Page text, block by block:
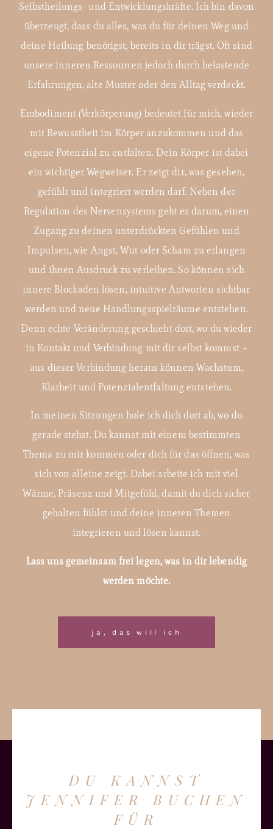
Selbstheilungs- und Entwicklungskräfte. Ich bin davon
überzeugt, dass du alles, was du für deinen Weg und
deine Heilung benötigst, bereits in dir trägst. Oft sind
unsere inneren Ressourcen jedoch durch belastende
Erfahrungen, alte Muster oder den Alltag verdeckt.
Embodiment (Verkörperung) bedeutet für mich, wieder
mit Bewusstheit im Körper anzukommen und das
eigene Potenzial zu entfalten. Dein Körper ist dabei
ein wichtiger Wegweiser. Er zeigt dir, was gesehen,
gefühlt und integriert werden darf. Neben der
Regulation des Nervensystems geht es darum, einen
Zugang zu deinen unterdrückten Gefühlen und
Impulsen, wie Angst, Wut oder Scham zu erlangen
und ihnen Ausdruck zu verleihen. So können sich
innere Blockaden lösen, intuitive Antworten sichtbar
werden und neue Handlungsspielräume entstehen.
Denn echte Veränderung geschieht dort, wo du wieder
in Kontakt und Verbindung mit dir selbst kommst –
aus dieser Verbindung heraus können Wachstum,
Klarheit und Potenzialentfaltung entstehen.
In meinen Sitzungen hole ich dich dort ab, wo du
gerade stehst. Du kannst mit einem bestimmten
Thema zu mir kommen oder dich für das öffnen, was
sich von alleine zeigt. Dabei arbeite ich mit viel
Wärme, Präsenz und Mitgefühl, damit du dich sicher
gehalten fühlst und deine inneren Themen
integrieren und lösen kannst.
Lass uns gemeinsam frei legen, was in dir lebendig
werden möchte.
ja, das will ich
DU KANNST
JENNIFER BUCHEN
FÜR